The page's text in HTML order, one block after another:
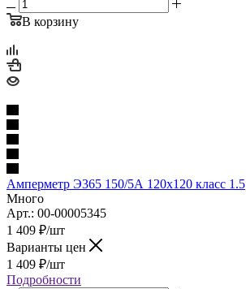
В корзину
Амперметр Э365 150/5А 120х120 класс 1.5
Много
Арт.: 00-00005345
1 409 ₽/шт
Варианты цен
1 409 ₽/шт
Подробности